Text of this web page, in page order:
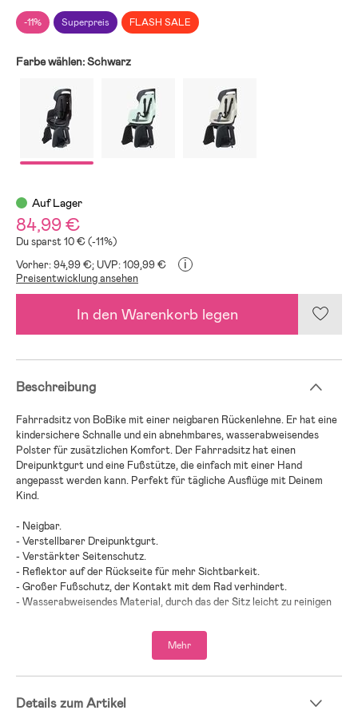
-11% Superpreis FLASH SALE
Farbe wählen:Schwarz
Auf Lager
84,99 €
Du sparst 10 € (-11%)
Vorher: 94,99 €; UVP: 109,99 € i
Preisentwicklung ansehen
In den Warenkorb legen
Beschreibung
Fahrradsitz von BoBike mit einer neigbaren Rückenlehne. Er hat eine
kindersichere Schnalle und ein abnehmbares, wasserabweisendes
Polster für zusätzlichen Komfort. Der Fahrradsitz hat einen
Dreipunktgurt und eine Fußstütze, die einfach mit einer Hand
angepasst werden kann. Perfekt für tägliche Ausflüge mit Deinem
Kind.
- Neigbar.
- Verstellbarer Dreipunktgurt.
- Verstärkter Seitenschutz.
- Reflektor auf der Rückseite für mehr Sichtbarkeit.
- Großer Fußschutz, der Kontakt mit dem Rad verhindert.
- Wasserabweisendes Material, durch das der Sitz leicht zu reinigen
- Der Fahrradsitz wird auf dem Gepäckträger montiert.
- Für Gepäckträger von 120 bis 175 mm.
Mehr
Details zum Artikel